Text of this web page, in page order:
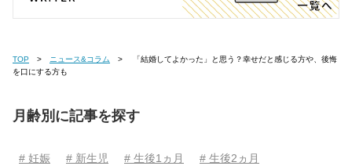
TOP ニュース&コラム
を口にする方も
月齢別に記事を探す
# 妊娠 # 新生児 # 生後1ヵ月
# 生後2ヵ月